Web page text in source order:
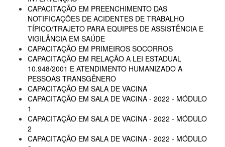
CAPACITAÇÃO EM PREENCHIMENTO DAS
NOTIFICAÇÕES DE ACIDENTES DE TRABALHO
TÍPICO/TRAJETO PARA EQUIPES DE ASSISTÊNCIA E
VIGILÂNCIA EM SAÚDE
CAPACITAÇÃO EM PRIMEIROS SOCORROS
CAPACITAÇÃO EM RELAÇÃO A LEI ESTADUAL
10.948/2001 E ATENDIMENTO HUMANIZADO A
PESSOAS TRANSGÊNERO
CAPACITAÇÃO EM SALA DE VACINA
CAPACITAÇÃO EM SALA DE VACINA - 2022 - MÓDULO
1
CAPACITAÇÃO EM SALA DE VACINA - 2022 - MÓDULO
2
CAPACITAÇÃO EM SALA DE VACINA - 2022 - MÓDULO